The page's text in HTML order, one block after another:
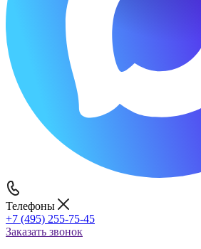
Телефоны
+7 (495) 255-75-45
Заказать звонок